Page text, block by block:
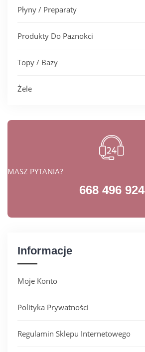
Płyny / Preparaty
Produkty Do Paznokci
Topy / Bazy
Żele
MASZ PYTANIA?
668 496 924
Informacje
Moje Konto
Polityka Prywatności
Regulamin Sklepu Internetowego